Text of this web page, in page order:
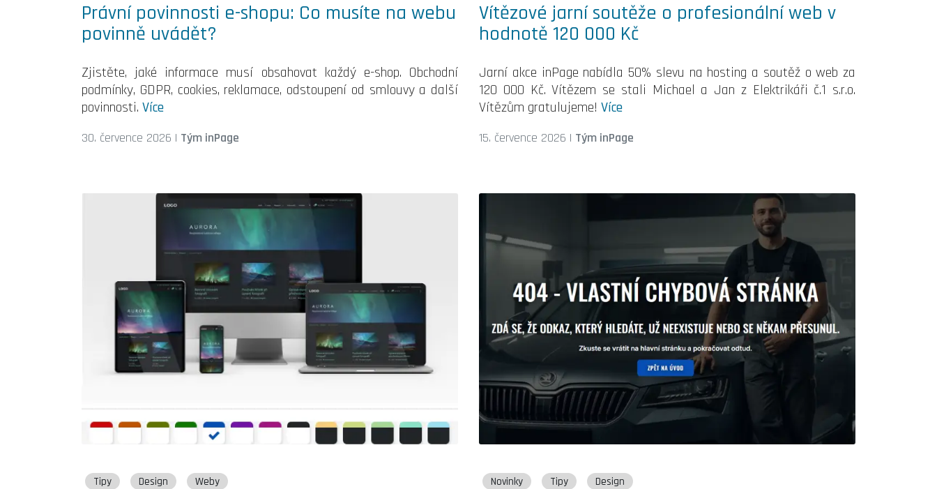
Právní povinnosti e-shopu: Co musíte na webu
povinně uvádět?
Zjistěte, jaké informace musí obsahovat každý e-shop. Obchodní
podmínky, GDPR, cookies, reklamace, odstoupení od smlouvy a další
povinnosti. Více
30. července 2026 | Tým inPage
Vítězové jarní soutěže o profesionální web v
hodnotě 120 000 Kč
Jarní akce inPage nabídla 50% slevu na hosting a soutěž o web za
120 000 Kč. Vítězem se stali Michael a Jan z Elektrikáři č.1 s.r.o.
Vítězům gratulujeme! Více
15. července 2026 | Tým inPage
Tipy Design Weby Novinky Tipy Design